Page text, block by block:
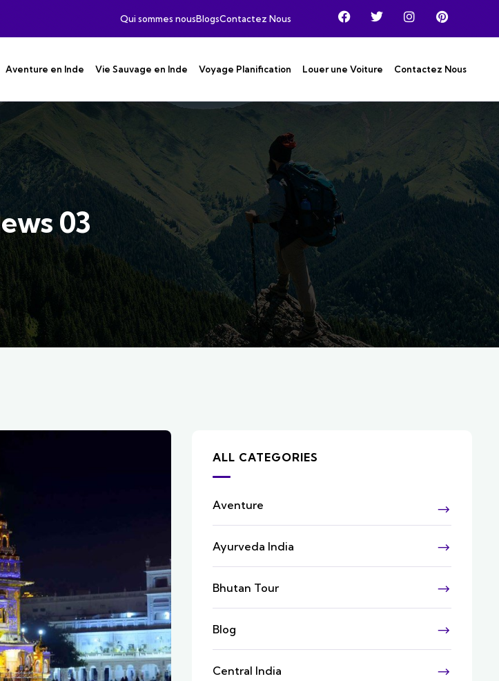
Qui sommes nousBlogsContactez Nous
Aventure en Inde Vie Sauvage en Inde Voyage Planification Louer une Voiture Contactez Nous
03
ALL CATEGORIES
Aventure
Ayurveda India
Bhutan Tour
Blog
Central India